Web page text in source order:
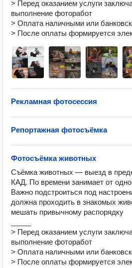
> Перед оказанием услуги
выполнение фоторабот
> Оплата наличными или
> После оплаты формируется
Рекламная фотосессия
Репортажная фотосъёмка
Фотосъёмка животных
Съёмка животных — выезд в
КАД. По времени занимает от
Важно подстроиться под
должна проходить в знакомых
мешать привычному распорядку
> Перед оказанием услуги
выполнение фоторабот
> Оплата наличными или
> После оплаты формируется